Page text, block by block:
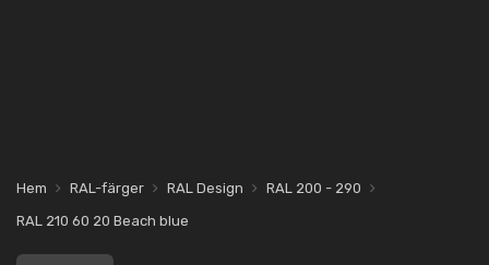
Hem RAL-färger RAL Design
RAL 200 - 290
RAL 210 60 20 Beach blue